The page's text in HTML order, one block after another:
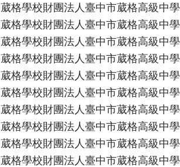
葳格學校財團法人臺中市葳格高級中學
葳格學校財團法人臺中市葳格高級中學
葳格學校財團法人臺中市葳格高級中學
葳格學校財團法人臺中市葳格高級中學
葳格學校財團法人臺中市葳格高級中學
葳格學校財團法人臺中市葳格高級中學
葳格學校財團法人臺中市葳格高級中學
葳格學校財團法人臺中市葳格高級中學
葳格學校財團法人臺中市葳格高級中學
葳格學校財團法人臺中市葳格高級中學